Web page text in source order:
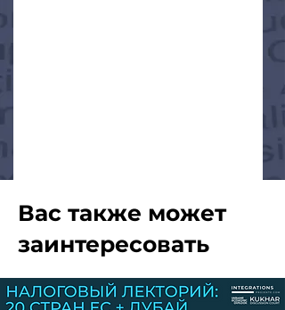
Вас также может
заинтересовать